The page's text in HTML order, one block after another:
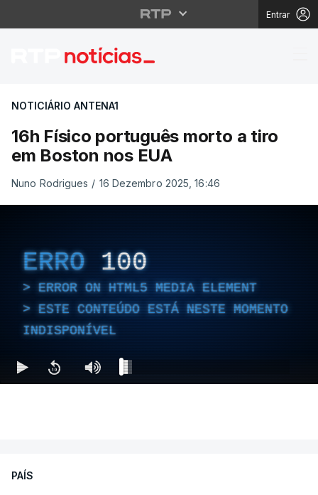
Entrar
16h Físico português
NOTICIÁRIO ANTENA1
16h Físico português morto a tiro
em Boston nos EUA
Nuno Rodrigues / 16 Dezembro 2025, 16:46
ERRO 100
ERROR ON HTML5 MEDIA ELEMENT
ESTE CONTEÚDO ESTÁ NESTE MOMENTO
INDISPONÍVEL
PAÍS